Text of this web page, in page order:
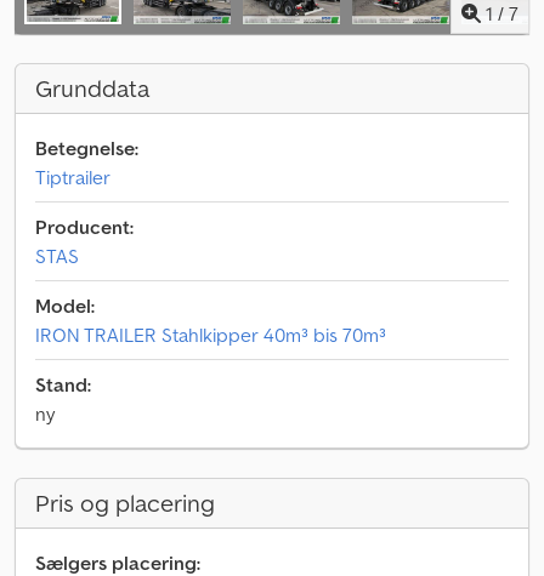
1 / 7
Grunddata
Betegnelse:
Tiptrailer
Producent:
STAS
Model:
IRON TRAILER Stahlkipper 40m³ bis 70m³
Stand:
ny
Pris og placering
Sælgers placering: